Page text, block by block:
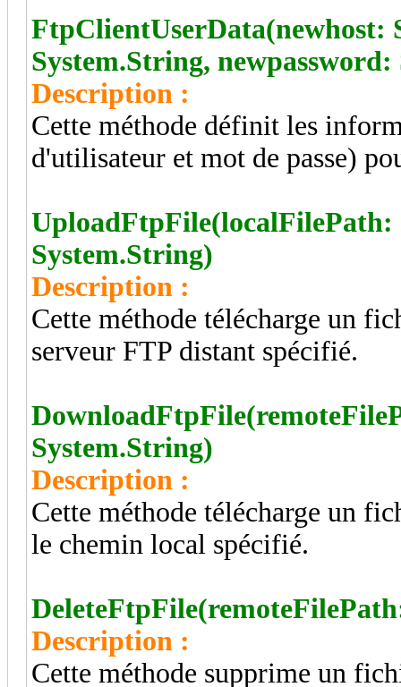
FtpClientUserData(newhost:
System.String,
Description :
Cette méthode définit les
d'utilisateur et mot de passe)
UploadFtpFile(localFilePath:
System.String)
Description :
Cette méthode télécharge un
serveur FTP distant spécifié.
System.String)
Description :
Cette méthode télécharge un
le chemin local spécifié.
Description :
Cette méthode supprime un